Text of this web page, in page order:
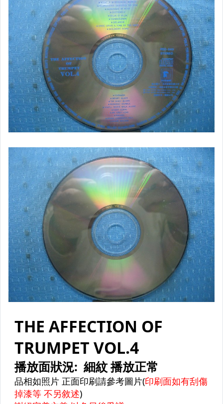
韓語光碟
西洋光碟
相聲國劇光碟
連續據 DVD光碟
電影電視電玩原聲帶
卡拉OK DVD光碟
DVD演唱會光碟
DVD電影光碟
原版卡帶
原版藍光遊戲光碟
PSP及其他原版遊戲光碟
藍光電影影片光碟
其他類光碟
XBOX遊戲光碟
旅遊書籍小說書刊
集郵
其它